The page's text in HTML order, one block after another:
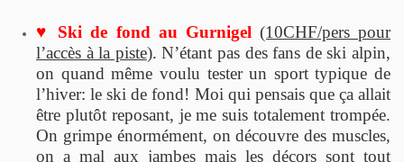
♥ Ski de fond au Gurnigel (10CHF/pers pour
l’accès à la piste). N’étant pas des fans de ski alpin,
on quand même voulu tester un sport typique de
l’hiver: le ski de fond! Moi qui pensais que ça allait
être plutôt reposant, je me suis totalement trompée.
On grimpe énormément, on découvre des muscles,
on a mal aux jambes mais les décors sont tout